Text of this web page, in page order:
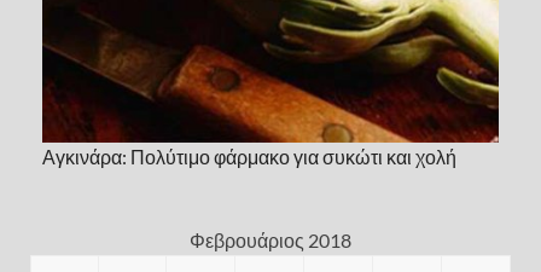
Αγκινάρα: Πολύτιμο φάρμακο για συκώτι και χολή
Φεβρουάριος 2018